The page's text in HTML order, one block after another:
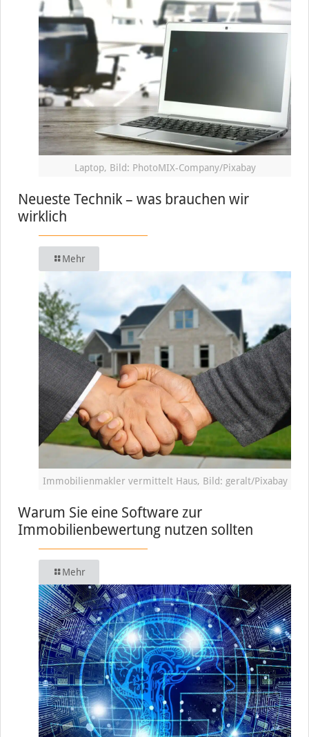
Laptop, Bild: PhotoMIX-Company/Pixabay
Neueste Technik – was brauchen wir
wirklich
Mehr
Immobilienmakler vermittelt Haus, Bild: geralt/Pixabay
Warum Sie eine Software zur
Immobilienbewertung nutzen sollten
Mehr